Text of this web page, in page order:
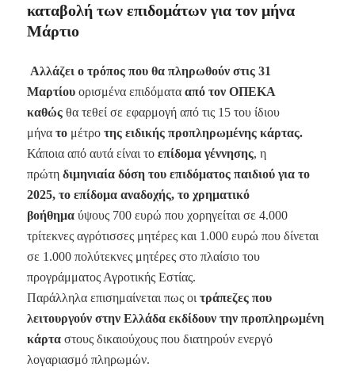
καταβολή των επιδομάτων για τον μήνα
Μάρτιο
Αλλάζει ο τρόπος που θα πληρωθούν στις 31
Μαρτίου ορισμένα επιδόματα από τον ΟΠΕΚΑ
καθώς θα τεθεί σε εφαρμογή από τις 15 του ίδιου
μήνατομέτρο της ειδικής προπληρωμένης κάρτας.
Κάποια από αυτά είναι το επίδομα γέννησης, η
πρώτη διμηνιαία δόση του επιδόματος παιδιού για το
2025, το επίδομα αναδοχής, το χρηματικό
βοήθημαύψους 700 ευρώ που χορηγείται σε 4.000
τρίτεκνες αγρότισσες μητέρες και 1.000 ευρώ που δίνεται
σε 1.000 πολύτεκνες μητέρες στο πλαίσιο του
προγράμματος Αγροτικής Εστίας.
Παράλληλα επισημαίνεται πως οι τράπεζες που
λειτουργούν στην Ελλάδα εκδίδουν την προπληρωμένη
κάρταστους δικαιούχους που διατηρούν ενεργό
λογαριασμό πληρωμών.